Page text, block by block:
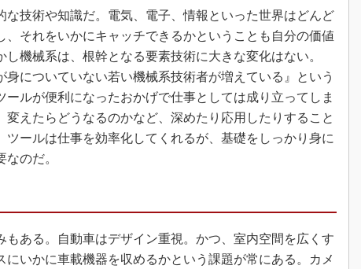
メイドインジャパン
植物工場
知財マネジメント
グローバル設計・開発
制御セキュリティ
技術や知識だ。電気、電子、情報といった世界はどんど
、それをいかにキャッチできるかということも自分の価値
機械系は、根幹となる要素技術に大きな変化はない。
身についていない若い機械系技術者が増えている』という
ルが便利になったおかげで仕事としては成り立ってしま
変えたらどうなるのかなど、深めたり応用したりすること
ツールは仕事を効率化してくれるが、基礎をしっかり身に
のだ。
ある。自動車はデザイン重視。かつ、室内空間を広くす
にいかに車載機器を収めるかという課題が常にある。カメ